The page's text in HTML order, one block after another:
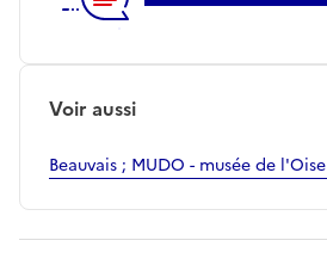
Voir aussi
Beauvais ; MUDO - musée de l'Oise